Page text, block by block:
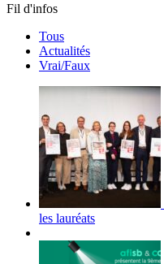
Fil d'infos
Tous
Actualités
Vrai/Faux
les lauréats